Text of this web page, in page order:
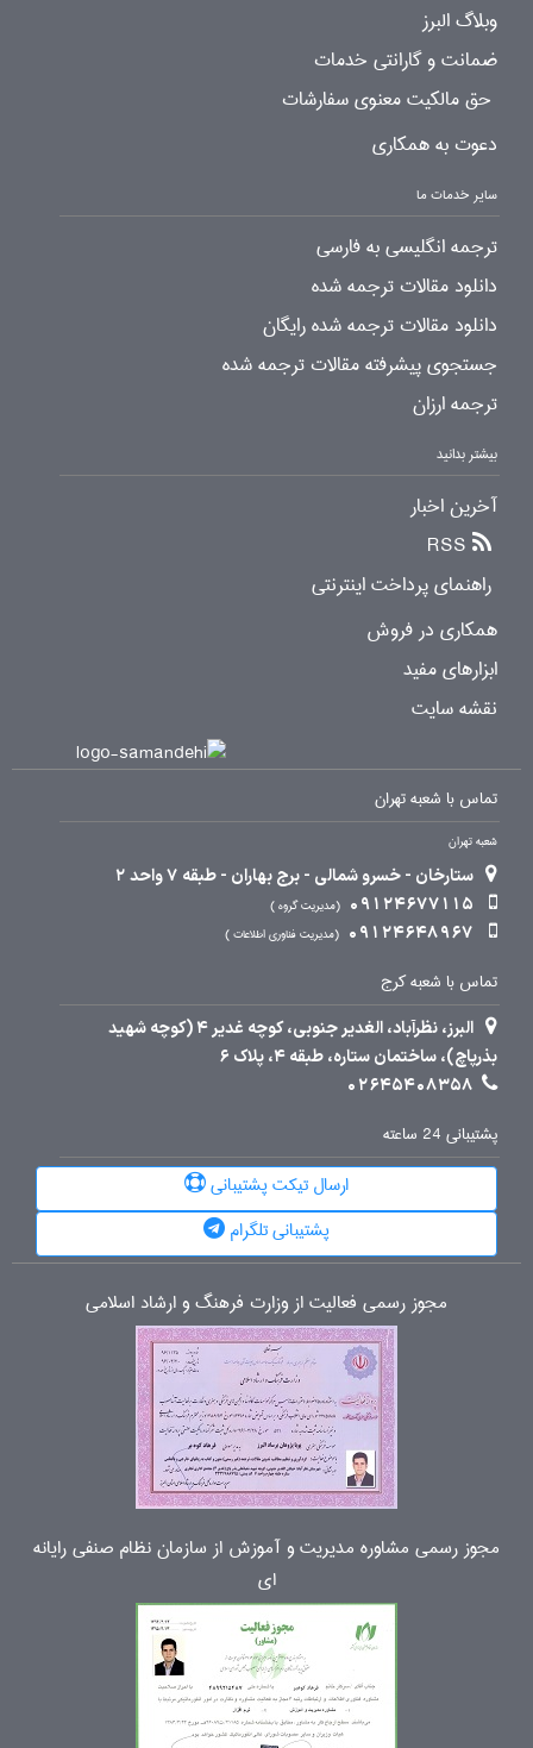
وبلاگ البرز
ضمانت و گارانتی خدمات
حق مالکیت معنوی سفارشات
دعوت به همکاری
سایر خدمات ما
ترجمه انگلیسی به فارسی
دانلود مقالات ترجمه شده
دانلود مقالات ترجمه شده رایگان
جستجوی پیشرفته مقالات ترجمه شده
ترجمه ارزان
بیشتر بدانید
آخرین اخبار
RSS
راهنمای پرداخت اینترنتی
همکاری در فروش
ابزارهای مفید
نقشه سایت
تماس با شعبه تهران
شعبه تهران
ستارخان - خسرو شمالی - برج بهاران - طبقه 7 واحد 2
09124677115
مدیریت گروه
09124648967 مدیریت فناوری اطلاعات
تماس با شعبه کرج
البرز، نظرآباد، الغدیر جنوبی، کوچه غدیر 4 (کوچه شهید
بذرپاچ)، ساختمان ستاره، طبقه 4، پلاک 6
02645408358
پشتیبانی 24 ساعته
ارسال تیکت پشتیبانی
پشتیبانی تلگرام
مجوز رسمی فعالیت از وزارت فرهنگ و ارشاد اسلامی
مجوز رسمی مشاوره مدیریت و آموزش از سازمان نظام صنفی رایانه
ای